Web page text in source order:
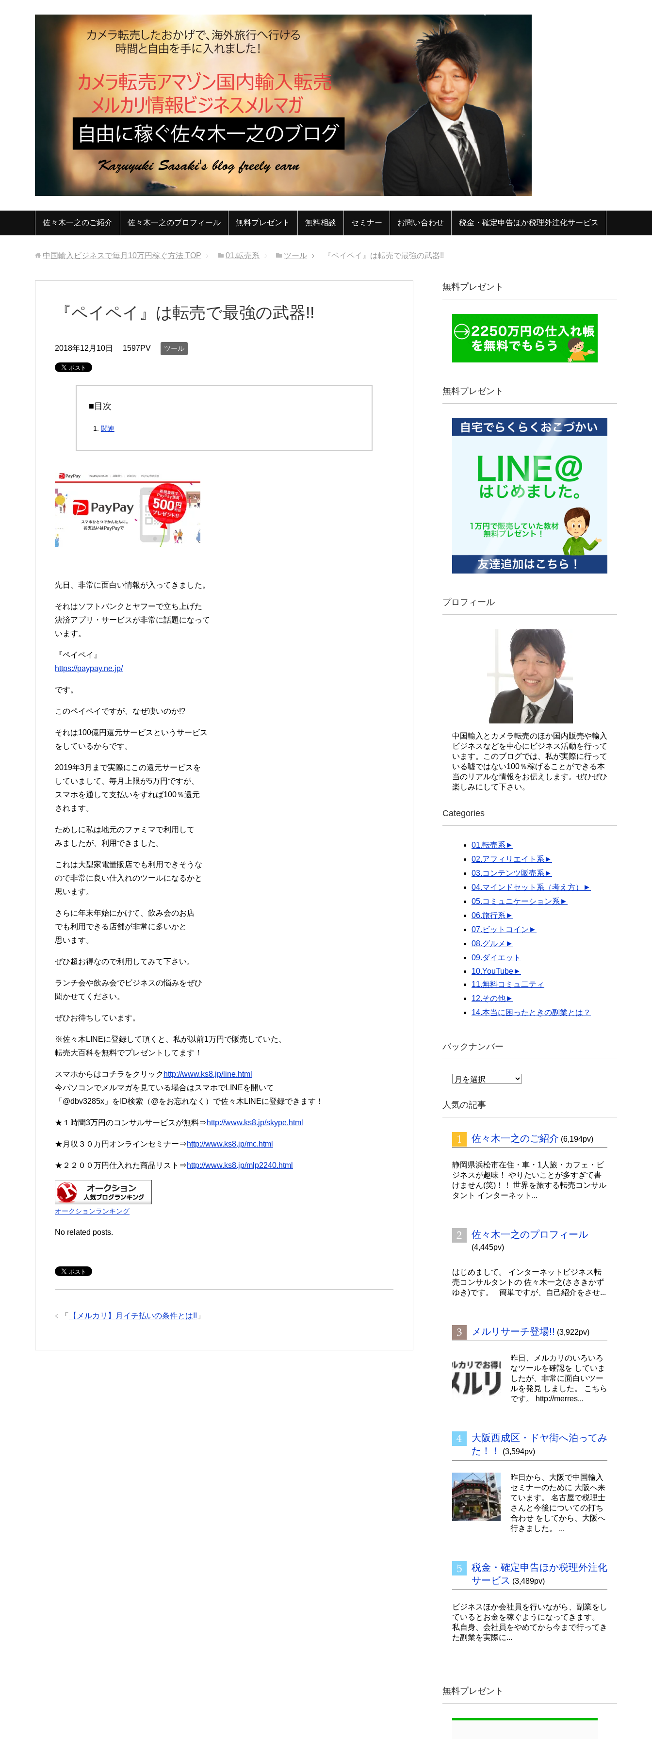
佐々木一之のご紹介 佐々木一之のプロフィール 無料プレゼント 無料相談 セミナー お問い合わせ 税金・確定申告ほか税理外注化サービス
中国輸入ビジネスで毎月10万円稼ぐ方法 TOP 01.転売系 ツール 『ペイペイ』は転売で最強の武器!!
『ペイペイ』は転売で最強の武器!!
2018年12月10日 1597PV ツール
■目次
関連
先日、非常に面白い情報が入ってきました。
それはソフトバンクとヤフーで立ち上げた
決済アプリ・サービスが非常に話題になって
います。
『ペイペイ』
https://paypay.ne.jp/
です。
このペイペイですが、なぜ凄いのか!?
それは100億円還元サービスというサービス
をしているからです。
2019年3月まで実際にこの還元サービスを
していまして、毎月上限が5万円ですが、
スマホを通して支払いをすれば100％還元
されます。
ためしに私は地元のファミマで利用して
みましたが、利用できました。
これは大型家電量販店でも利用できそうな
ので非常に良い仕入れのツールになるかと
思います。
さらに年末年始にかけて、飲み会のお店
でも利用できる店舗が非常に多いかと
思います。
ぜひ超お得なので利用してみて下さい。
ランチ会や飲み会でビジネスの悩みをぜひ
聞かせてください。
ぜひお待ちしています。
※佐々木LINEに登録して頂くと、私が以前1万円で販売していた、
転売大百科を無料でプレゼントしてます！
スマホからはコチラをクリック http://www.ks8.jp/line.html
今パソコンでメルマガを見ている場合はスマホでLINEを開いて
「@dbv3285x」をID検索（@をお忘れなく）で佐々木LINEに登録できます！
★１時間3万円のコンサルサービスが無料⇒http://www.ks8.jp/skype.html
★月収３０万円オンラインセミナー⇒http://www.ks8.jp/mc.html
★２２００万円仕入れた商品リスト⇒http://www.ks8.jp/mlp2240.html
オークションランキング
No related posts.
「 【メルカリ】月イチ払いの条件とは!! 」
無料プレゼント
無料プレゼント
プロフィール
中国輸入とカメラ転売のほか国内販売や輸入
ビジネスなどを中心にビジネス活動を行って
います。このブログでは、私が実際に行って
いる嘘ではない100％稼げることができる本
当のリアルな情報をお伝えします。ぜひぜひ
楽しみにして下さい。
Categories
01.転売系 ►
02.アフィリエイト系 ►
03.コンテンツ販売系 ►
04.マインドセット系（考え方）
►
05.コミュニケーション系 ►
06.旅行系 ►
07.ビットコイン ►
08.グルメ ►
09.ダイエット
10.YouTube►
11.無料コミュ二ティ
12.その他►
14.本当に困ったときの副業とは？
バックナンバー
バ
ナ
ン
ー
人気の記事
佐々木一之のご紹介 (6,194pv)
静岡県浜松市在住・車・1人旅・カフェ・ビ
ジネスが趣味！ やりたいことが多すぎて書
けません(笑)！！ 世界を旅する転売コンサル
タント インターネット...
佐々木一之のプロフィール
(4,445pv)
はじめまして。 インターネットビジネス転
売コンサルタントの 佐々木一之(ささきかず
ゆき)です。 簡単ですが、自己紹介をさせ...
メルリサーチ登場!! (3,922pv)
昨日、メルカリのいろいろ
なツールを確認を していま
したが、非常に面白いツー
ルを発見 しました。 こちら
です。 http://merres...
大阪西成区・ドヤ街へ泊ってみ
た！！
(3,594pv)
昨日から、大阪で中国輸入
セミナーのために 大阪へ来
ています。 名古屋で税理士
さんと今後についての打ち
合わせ をしてから、大阪へ
行きました。 ...
税金・確定申告ほか税理外注化
サービス (3,489pv)
ビジネスほか会社員を行いながら、副業をし
ているとお金を稼ぐようになってきます。
私自身、会社員をやめてから今まで行ってき
た副業を実際に...
無料プレゼント